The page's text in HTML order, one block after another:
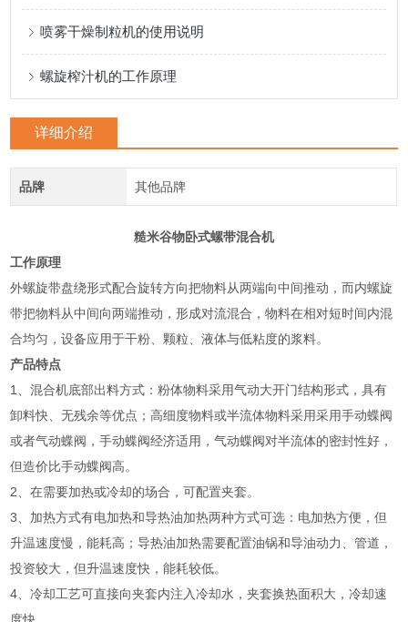
喷雾干燥制粒机的使用说明
螺旋榨汁机的工作原理
详细介绍
品牌 其他品牌
糙米谷物卧式螺带混合机
工作原理
外螺旋带盘绕形式配合旋转方向把物料从两端向中间推动，而内螺旋
带把物料从中间向两端推动，形成对流混合，物料在相对短时间内混
合均匀，设备应用于干粉、颗粒、液体与低粘度的浆料。
产品特点
1、混合机底部出料方式：粉体物料采用气动大开门结构形式，具有
卸料快、无残余等优点；高细度物料或半流体物料采用采用手动蝶阀
或者气动蝶阀，手动蝶阀经济适用，气动蝶阀对半流体的密封性好，
但造价比手动蝶阀高。
2、在需要加热或冷却的场合，可配置夹套。
3、加热方式有电加热和导热油加热两种方式可选：电加热方便，但
升温速度慢，能耗高；导热油加热需要配置油锅和导油动力、管道，
投资较大，但升温速度快，能耗较低。
4、冷却工艺可直接向夹套内注入冷却水，夹套换热面积大，冷却速